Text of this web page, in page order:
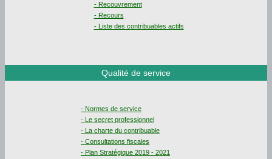
- Recouvrement
- Recours
- Liste des contribuables actifs
Qualité de service
- Normes de service
- Le secret professionnel
- La charte du contribuable
- Consultations fiscales
- Plan Stratégique 2019 - 2021